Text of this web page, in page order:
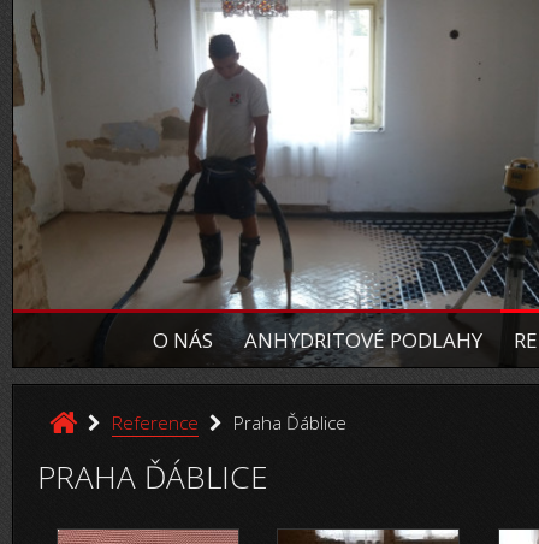
O NÁS ANHYDRITOVÉ PODLAHY
Reference Praha Ďáblice
PRAHA ĎÁBLICE